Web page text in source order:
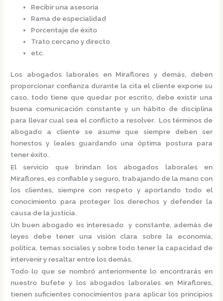
Recibir una asesoría
Rama de especialidad
Porcentaje de éxito
Trato cercano y directo
etc.
Los abogados laborales en Mirafloresy demás, deben
proporcionar confianza durante la cita el cliente expone su
caso, todo tiene que quedar por escrito, debe existir una
buena comunicación constante y un hábito de disciplina
para llevar cual sea el conflicto a resolver. Los términos de
abogado a cliente se asume que siempre deben ser
honestos y leales guardando una óptima postura para
tener éxito.
El servicio que brindan los abogados laborales en
Miraflores, es confiable y seguro, trabajando de la mano con
los clientes, siempre con respeto y aportando todo el
conocimiento para proteger los derechos y defender la
causa de la justicia.
Un buen abogado es interesado y constante, además de
leyes debe tener una visión clara sobre la economía,
política, temas sociales y sobre todo tener la capacidad de
intervenir y resaltar entre los demás.
Todo lo que se nombró anteriormente lo encontrarás en
nuestro bufete y los abogados laborales en Miraflores,
tienen suficientes conocimientos para aplicar los principios